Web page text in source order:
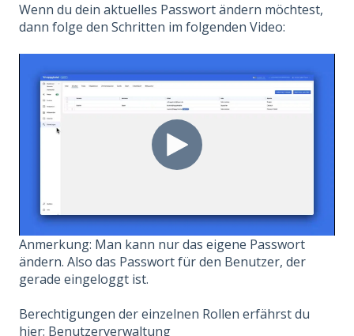
Wenn du dein aktuelles Passwort ändern möchtest,
dann folge den Schritten im folgenden Video:
Anmerkung: Man kann nur das eigene Passwort
ändern. Also das Passwort für den Benutzer, der
gerade eingeloggt ist.
Berechtigungen der einzelnen Rollen erfährst du
hier: Benutzerverwaltung